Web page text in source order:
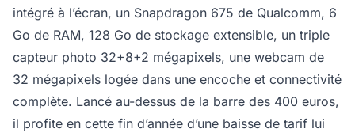
intégré à l’écran, un Snapdragon 675 de Qualcomm, 6
Go de RAM, 128 Go de stockage extensible, un triple
capteur photo 32+8+2 mégapixels, une webcam de
32 mégapixels logée dans une encoche et connectivité
complète. Lancé au-dessus de la barre des 400 euros,
il profite en cette fin d’année d’une baisse de tarif lui